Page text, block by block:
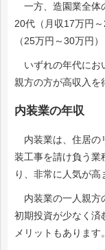
一方、造園業全体
20代（月収17万円
（25万円～30万円
いずれの年代にお
親方の方が高収入を
内装業の年収
内装業は、住居の
装工事を請け負う業
り、非常に人気が高
内装業の一人親方
初期投資が少なく済
メリットもあります。